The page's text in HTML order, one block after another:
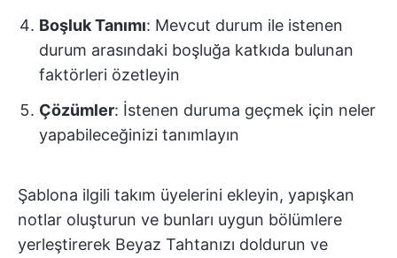
Boşluk Tanımı: Mevcut durum ile istenen
durum arasındaki boşluğa katkıda bulunan
faktörleri özetleyin
Çözümler: İstenen duruma geçmek için neler
yapabileceğinizi tanımlayın
Şablona ilgili takım üyelerini ekleyin, yapışkan
notlar oluşturun ve bunları uygun bölümlere
yerleştirerek Beyaz Tahtanızı doldurun ve